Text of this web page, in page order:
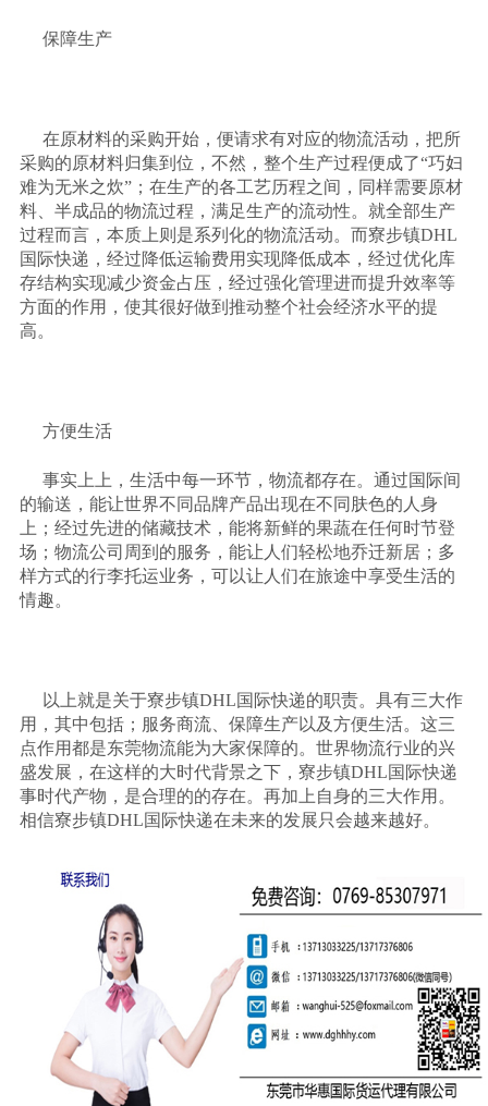
保障生产
在原材料的采购开始，便请求有对应的物流活动，把所
采购的原材料归集到位，不然，整个生产过程便成了“巧妇
难为无米之炊”；在生产的各工艺历程之间，同样需要原材
料、半成品的物流过程，满足生产的流动性。就全部生产
过程而言，本质上则是系列化的物流活动。而寮步镇DHL
国际快递，经过降低运输费用实现降低成本，经过优化库
存结构实现减少资金占压，经过强化管理进而提升效率等
方面的作用，使其很好做到推动整个社会经济水平的提
高。
方便生活
事实上上，生活中每一环节，物流都存在。通过国际间
的输送，能让世界不同品牌产品出现在不同肤色的人身
上；经过先进的储藏技术，能将新鲜的果蔬在任何时节登
场；物流公司周到的服务，能让人们轻松地乔迁新居；多
样方式的行李托运业务，可以让人们在旅途中享受生活的
情趣。
以上就是关于寮步镇DHL国际快递的职责。具有三大作
用，其中包括；服务商流、保障生产以及方便生活。这三
点作用都是东莞物流能为大家保障的。世界物流行业的兴
盛发展，在这样的大时代背景之下，寮步镇DHL国际快递
事时代产物，是合理的的存在。再加上自身的三大作用。
相信寮步镇DHL国际快递在未来的发展只会越来越好。